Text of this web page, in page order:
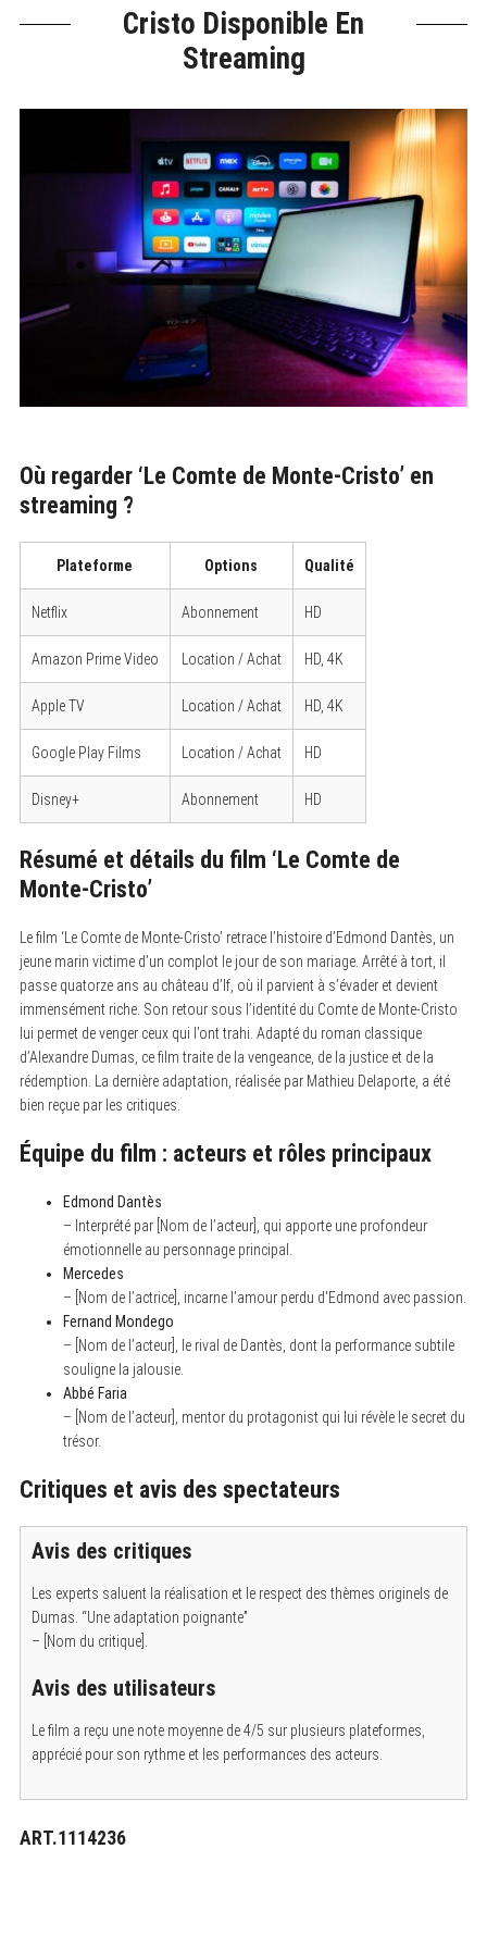
Cristo Disponible En
Streaming
Où regarder ‘Le Comte de Monte-Cristo’ en
streaming ?
Plateforme Options Qualité
Netflix Abonnement HD
Amazon Prime Video Location / Achat HD, 4K
Apple TV Location / Achat HD, 4K
Google Play Films Location / Achat HD
Disney+ Abonnement HD
Résumé et détails du film ‘Le Comte de
Monte-Cristo’
Le film ‘Le Comte de Monte-Cristo’ retrace l’histoire d’Edmond Dantès, un
jeune marin victime d’un complot le jour de son mariage. Arrêté à tort, il
passe quatorze ans au château d’If, où il parvient à s’évader et devient
immensément riche. Son retour sous l’identité du Comte de Monte-Cristo
lui permet de venger ceux qui l’ont trahi. Adapté du roman classique
d’Alexandre Dumas, ce film traite de la vengeance, de la justice et de la
rédemption. La dernière adaptation, réalisée par Mathieu Delaporte, a été
bien reçue par les critiques.
Équipe du film : acteurs et rôles principaux
Edmond Dantès
– Interprété par [Nom de l’acteur], qui apporte une profondeur
émotionnelle au personnage principal.
Mercedes
– [Nom de l’actrice], incarne l’amour perdu d’Edmond avec passion.
Fernand Mondego
– [Nom de l’acteur], le rival de Dantès, dont la performance subtile
souligne la jalousie.
Abbé Faria
– [Nom de l’acteur], mentor du protagonist qui lui révèle le secret du
trésor.
Critiques et avis des spectateurs
Avis des critiques
Les experts saluent la réalisation et le respect des thèmes originels de
Dumas. “Une adaptation poignante”
– [Nom du critique].
Avis des utilisateurs
Le film a reçu une note moyenne de 4/5 sur plusieurs plateformes,
apprécié pour son rythme et les performances des acteurs.
ART.1114236